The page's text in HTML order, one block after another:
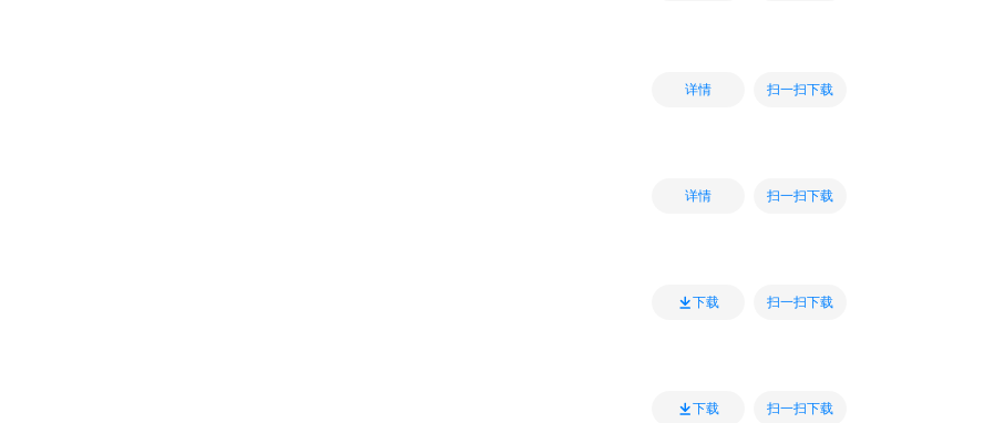
详情 扫一扫下载
详情 扫一扫下载
下载 扫一扫下载
下载 扫一扫下载